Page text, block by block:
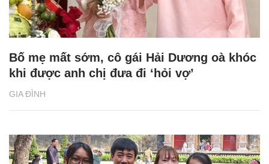
GIA ĐÌNH
Bố mẹ mất sớm, cô gái Hải Dương oà khóc
khi được anh chị đưa đi ‘hỏi vợ’